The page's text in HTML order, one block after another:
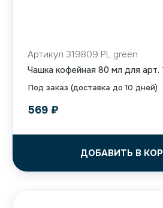
Под заказ (доставка до 10 дней)
Артикул 319809 PL green
Чашка кофейная 80 мл для арт.
569 ₽
ДОБАВИТЬ В